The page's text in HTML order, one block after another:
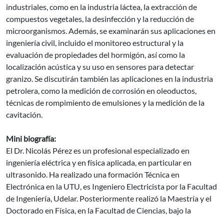
industriales, como en la industria láctea, la extracción de
compuestos vegetales, la desinfección y la reducción de
microorganismos. Además, se examinarán sus aplicaciones en
ingeniería civil, incluido el monitoreo estructural y la
evaluación de propiedades del hormigón, así como la
localización acústica y su uso en sensores para detectar
granizo. Se discutirán también las aplicaciones en la industria
petrolera, como la medición de corrosión en oleoductos,
técnicas de rompimiento de emulsiones y la medición de la
cavitación.
Mini biografía:
El Dr. Nicolás Pérez es un profesional especializado en
ingeniería eléctrica y en física aplicada, en particular en
ultrasonido. Ha realizado una formación Técnica en
Electrónica en la UTU, es Ingeniero Electricista por la Facultad
de Ingeniería, Udelar. Posteriormente realizó la Maestría y el
Doctorado en Física, en la Facultad de Ciencias, bajo la